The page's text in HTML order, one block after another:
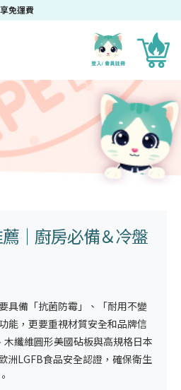
免運費
｜廚房必備＆冷盤
具備「抗菌防霉」、「耐用不變
能，更要重視材質安全和品牌信
木纖維圓形美國砧板與高規格日本
洲LGFB食品安全認證，確保衛生